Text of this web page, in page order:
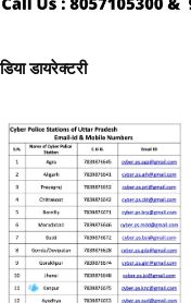
डायरेक्टरी